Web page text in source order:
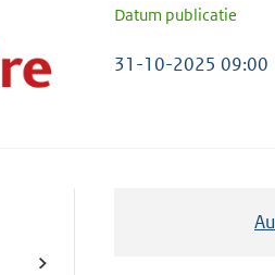
Datum publicatie
31-10-2025 09:00